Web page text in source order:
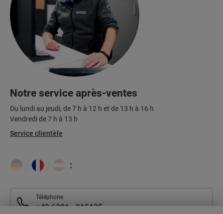
Notre service après-ventes
Du lundi au jeudi, de 7 h à 12 h et de 13 h à 16 h
Vendredi de 7 h à 13 h
Service clientèle
:
Téléphone
+49 6391 - 915135